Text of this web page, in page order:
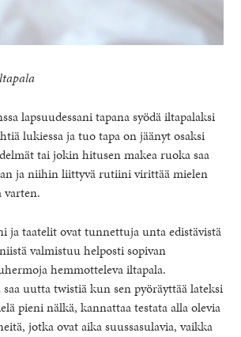
lapsuudessani tapana syödä iltapalaksi
lukiessa ja tuo tapa on jäänyt osaksi
tai jokin hitusen makea ruoka saa
ja niihin liittyvä rutiini virittää mielen
varten.
ja taatelit ovat tunnettuja unta edistävistä
valmistuu helposti sopivan
hemmotteleva iltapala.
uutta twistiä kun sen pyöräyttää lateksi
pieni nälkä, kannattaa testata alla olevia
jotka ovat aika suussasulavia, vaikka